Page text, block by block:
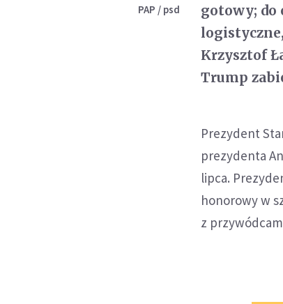
PAP / psd
gotowy;
Krzysztof
Trump
Prezydent
prezydenta
lipca.
honorowy w
z